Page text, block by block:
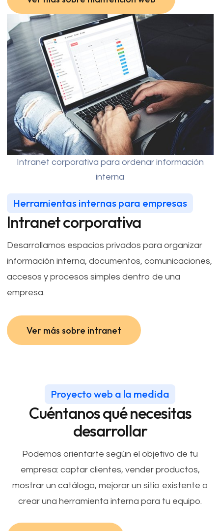
Ver más sobre mantención web
Herramientas internas para empresas
Intranet corporativa
Desarrollamos espacios privados para organizar
información interna, documentos, comunicaciones,
accesos y procesos simples dentro de una
empresa.
Ver más sobre intranet
Ver más sobre intranet
Intranet corporativa para ordenar información
interna
Proyecto web a la medida
Cuéntanos qué necesitas
desarrollar
Podemos orientarte según el objetivo de tu
empresa: captar clientes, vender productos,
mostrar un catálogo, mejorar un sitio existente o
crear una herramienta interna para tu equipo.